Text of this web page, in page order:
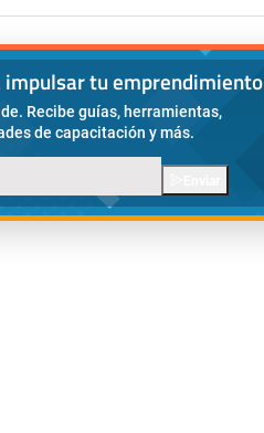
tu emprendimiento
Recibe guías, herramientas,
de capacitación y más.